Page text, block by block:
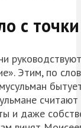
с
Этим, по
и даже